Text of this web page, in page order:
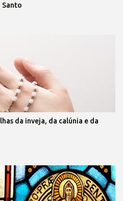
Santo
da inveja, da calúnia e da